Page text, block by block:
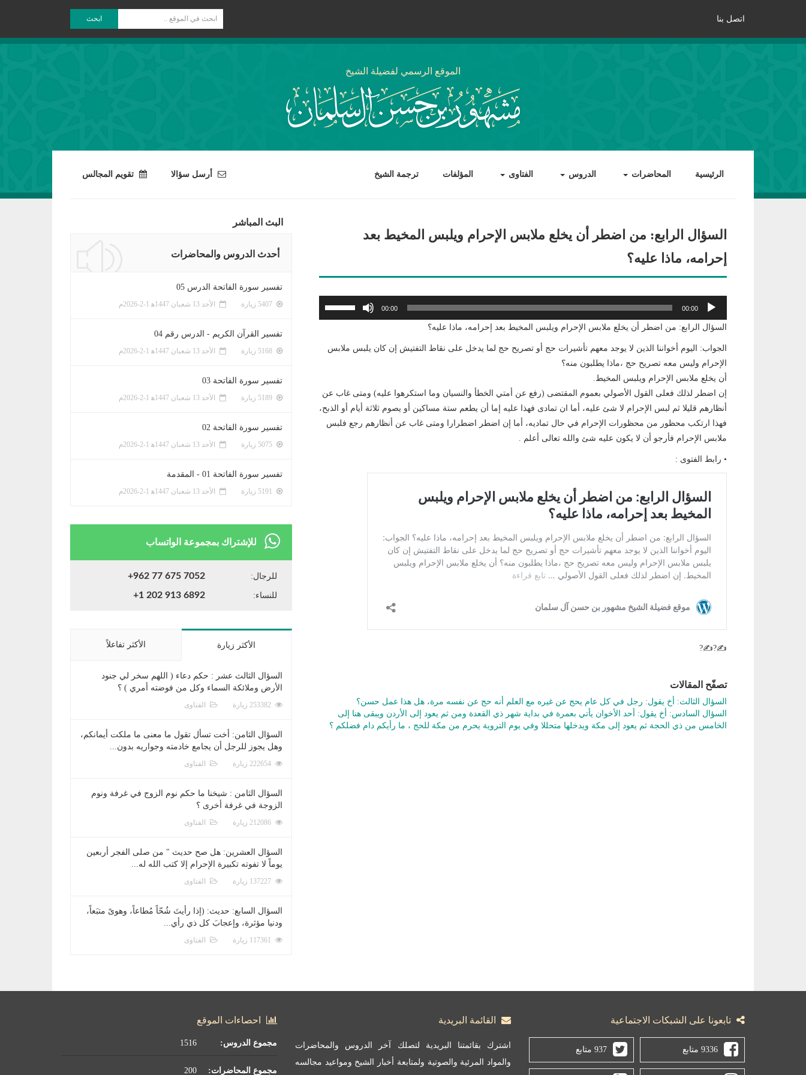
اتصل بنا ابحث
الموقع الرسمي لفضيلة الشيخ
الرئيسية المحاضرات الدروس الفتاوى المؤلفات ترجمة الشيخ أرسل سؤالا تقويم المجالس
السؤال الرابع: من اضطر أن يخلع ملابس الإحرام ويلبس المخيط بعد
إحرامه، ماذا عليه؟
مشغل
الصوت
00:00
00:00
أو
خفض
السؤال الرابع: من اضطر أن يخلع ملابس الإحرام ويلبس المخيط بعد إحرامه، ماذا عليه؟
الجواب: اليوم أخواننا الذين لا يوجد معهم تأشيرات حج أو تصريح حج لما يدخل على نقاط التفتيش إن كان يلبس ملابس
الإحرام وليس معه تصريح حج ،ماذا يطلبون منه؟
أن يخلع ملابس الإحرام ويلبس المخيط.
إن اضطر لذلك فعلى القول الأصولي بعموم المقتضى (رفع عن أمتي الخطأ والنسيان وما استكرهوا عليه) ومتى غاب عن
أنظارهم قليلا ثم لبس الإحرام لا شئ عليه، أما ان تمادى فهذا عليه إما أن يطعم ستة مساكين أو يصوم ثلاثة أيام أو الذبح،
فهذا ارتكب محظور من محظورات الإحرام في حال تماديه، أما إن اضطر اضطرارا ومتى غاب عن أنظارهم رجع فلبس
ملابس الإحرام فأرجو أن لا يكون عليه شئ والله تعالى أعلم .
• رابط الفتوى :
✍?✍?
تصفّح المقالات
السؤال الثالث: أخ يقول: رجل في كل عام يحج عن غيره مع العلم أنه حج عن نفسه مرة، هل هذا عمل حسن؟
السؤال السادس: أخ يقول: أحد الأخوان يأتي بعمرة في بداية شهر ذي القعدة ومن ثم يعود إلى الأردن ويبقى هنا إلى
الخامس من ذي الحجة ثم يعود إلى مكة ويدخلها متحللا وفي يوم التروية يحرم من مكة للحج ، ما رأيكم دام فضلكم ؟
البث المباشر
أحدث الدروس والمحاضرات
تفسير سورة الفاتحة الدرس 05
الأحد 13 شعبان 1447ﻫ 1-2-2026م
تفسير القرآن الكريم - الدرس رقم 04
الأحد 13 شعبان 1447ﻫ 1-2-2026م
تفسير سورة الفاتحة 03
الأحد 13 شعبان 1447ﻫ 1-2-2026م
تفسير سورة الفاتحة 02
الأحد 13 شعبان 1447ﻫ 1-2-2026م
تفسير سورة الفاتحة 01 - المقدمة
الأحد 13 شعبان 1447ﻫ 1-2-2026م
للإشتراك بمجموعة الواتساب
للرجال: +962 77 675 7052
للنساء: +1 202 913 6892
الأكثر زيارة الأكثر تفاعلاً
السؤال الثالث عشر : حكم دعاء ( اللهم سخر لي جنود
الأرض وملائكة السماء وكل من فوضته أمري ) ؟
الفتاوى
السؤال الثامن: أخت تسأل تقول ما معنى ما ملكت أيمانكم،
وهل يجوز للرجل أن يجامع خادمته وجواريه بدون...
الفتاوى
السؤال الثامن : شيخنا ما حكم نوم الزوج في غرفة ونوم
الزوجة في غرفة أخرى ؟
الفتاوى
السؤال العشرين: هل صح حديث " من صلى الفجر أربعين
يوماً لا تفوته تكبيرة الإحرام إلا كتب الله له...
الفتاوى
السؤال السابع: حديث: (إذا رأيتَ شُحّاً مُطاعاً، وهوىً متبَعاً،
ودنيا مؤثرة، وإعجابَ كل ذي رأي...
الفتاوى
تابعونا على الشبكات الاجتماعية
9336 متابع 937 متابع
القائمة البريدية
اشترك بقائمتنا البريدية لتصلك آخر الدروس والمحاضرات
والمواد المرئية والصوتية ولمتابعة أخبار الشيخ ومواعيد مجالسه
احصاءات الموقع
مجموع الدروس:
مجموع المحاضرات: